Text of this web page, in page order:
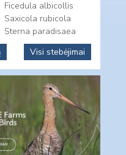
Ficedula albicollis
Saxicola rubicola
Sterna paradisaea
Visi stebėjimai